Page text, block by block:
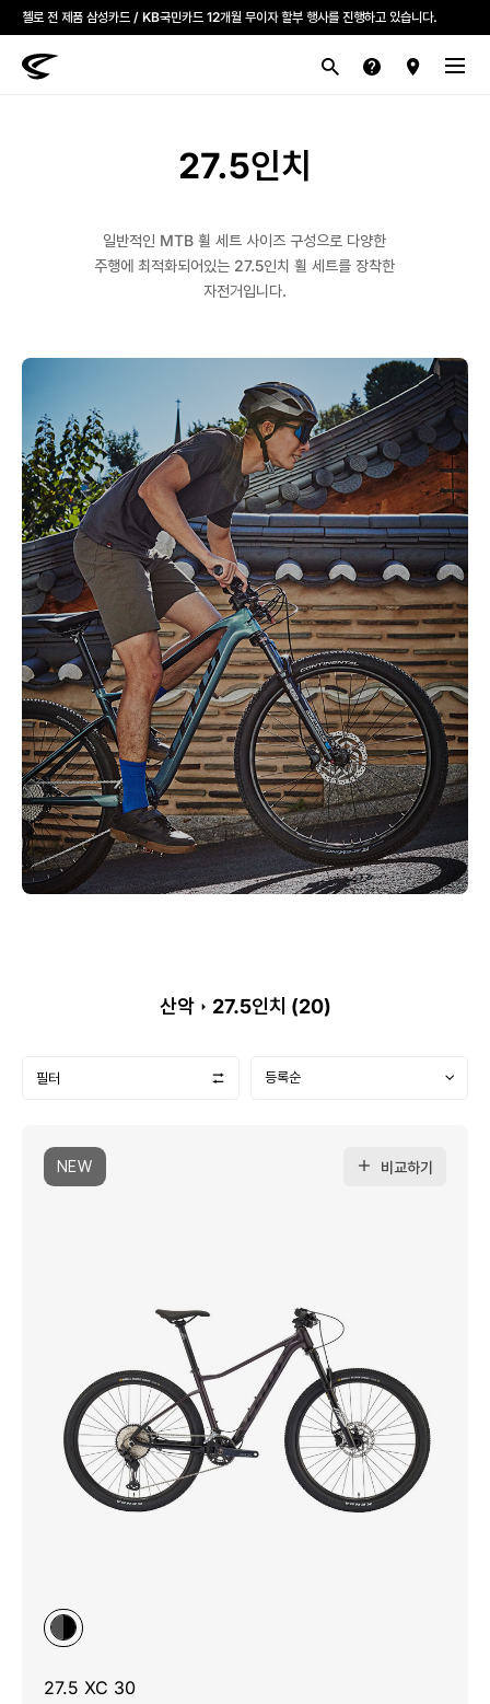
모든 첼로자전거 대리점은 고유가 피해지원금을 사용할 수 있습니다.
첼로 전 제품 삼성카드 / KB국민카드 12개월 무이자 할부 행사를 진행하고 있습니다.
27.5인치
일반적인 MTB 휠 세트 사이즈 구성으로 다양한
주행에 최적화되어있는 27.5인치 휠 세트를 장착한
자전거입니다.
산악 27.5인치 (20)
필터
NEW 비교하기
27.5 XC 30